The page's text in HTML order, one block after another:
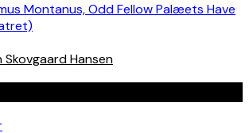
Montanus, Odd Fellow Palæets Have
Skovgaard Hansen